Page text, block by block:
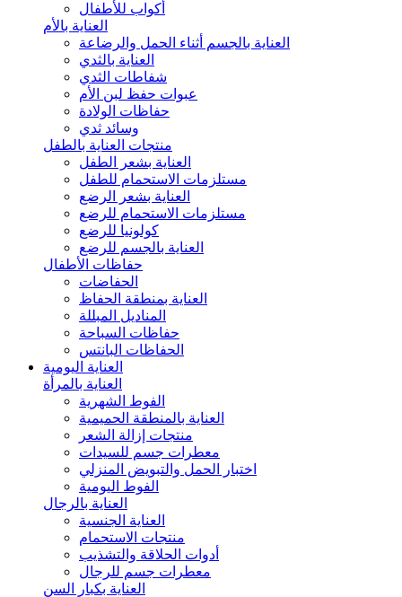
أكواب للأطفال
العناية بالأم
العناية بالجسم أثناء الحمل والرضاعة
العناية بالثدي
شفاطات الثدي
عبوات حفظ لبن الأم
حفاظات الولادة
وسائد ثدي
منتجات العناية بالطفل
العناية بشعر الطفل
مستلزمات الاستحمام للطفل
العناية بشعر الرضع
مستلزمات الاستحمام للرضع
كولونيا للرضع
العناية بالجسم للرضع
حفاظات الأطفال
الحفاضات
العناية بمنطقة الحفاظ
المناديل المبللة
حفاظات السباحة
الحفاظات البانتس
العناية اليومية
العناية بالمرأة
الفوط الشهرية
العناية بالمنطقة الحميمية
منتجات إزالة الشعر
معطرات جسم للسيدات
اختبار الحمل والتبويض المنزلي
الفوط اليومية
العناية بالرجال
العناية الجنسية
منتجات الاستحمام
أدوات الحلاقة والتشذيب
معطرات جسم للرجال
العناية بكبار السن